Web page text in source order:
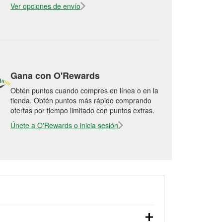
Ver opciones de envío
Gana con O'Rewards
Obtén puntos cuando compres en línea o en la
tienda. Obtén puntos más rápido comprando
ofertas por tiempo limitado con puntos extras.
Únete a O'Rewards o inicia sesión